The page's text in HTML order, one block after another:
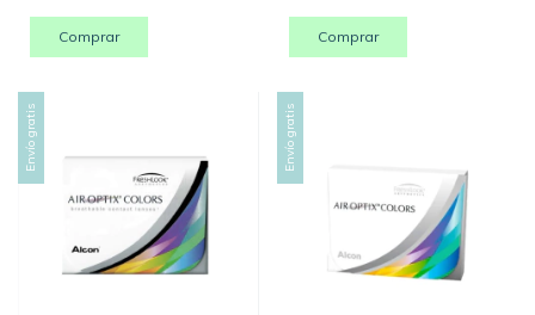
Envío gratis Envío gratis